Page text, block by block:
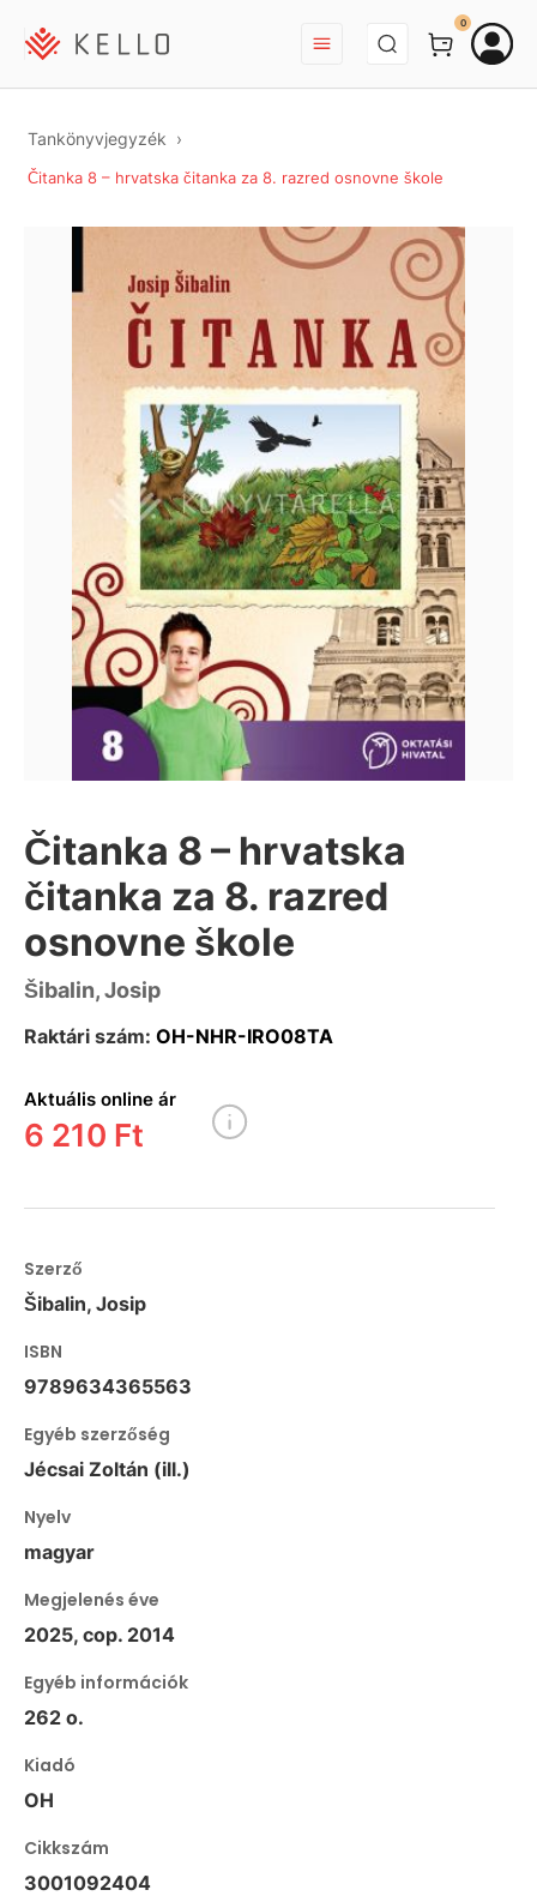
BEJELENTKEZÉS
0
Tankönyvjegyzék
Čitanka 8 – hrvatska čitanka za 8. razred osnovne škole
Čitanka 8 – hrvatska
čitanka za 8. razred
osnovne škole
Šibalin, Josip
Raktári szám: OH-NHR-IRO08TA
Aktuális online ár
6 210 Ft
Szerző
Šibalin, Josip
ISBN
9789634365563
Egyéb szerzőség
Jécsai Zoltán (ill.)
Nyelv
magyar
Megjelenés éve
2025, cop. 2014
Egyéb információk
262 o.
Kiadó
OH
Cikkszám
3001092404